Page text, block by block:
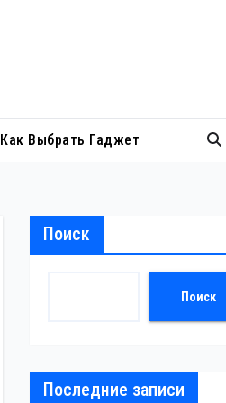
Как Выбрать Гаджет
Поиск
Поиск
Последние записи